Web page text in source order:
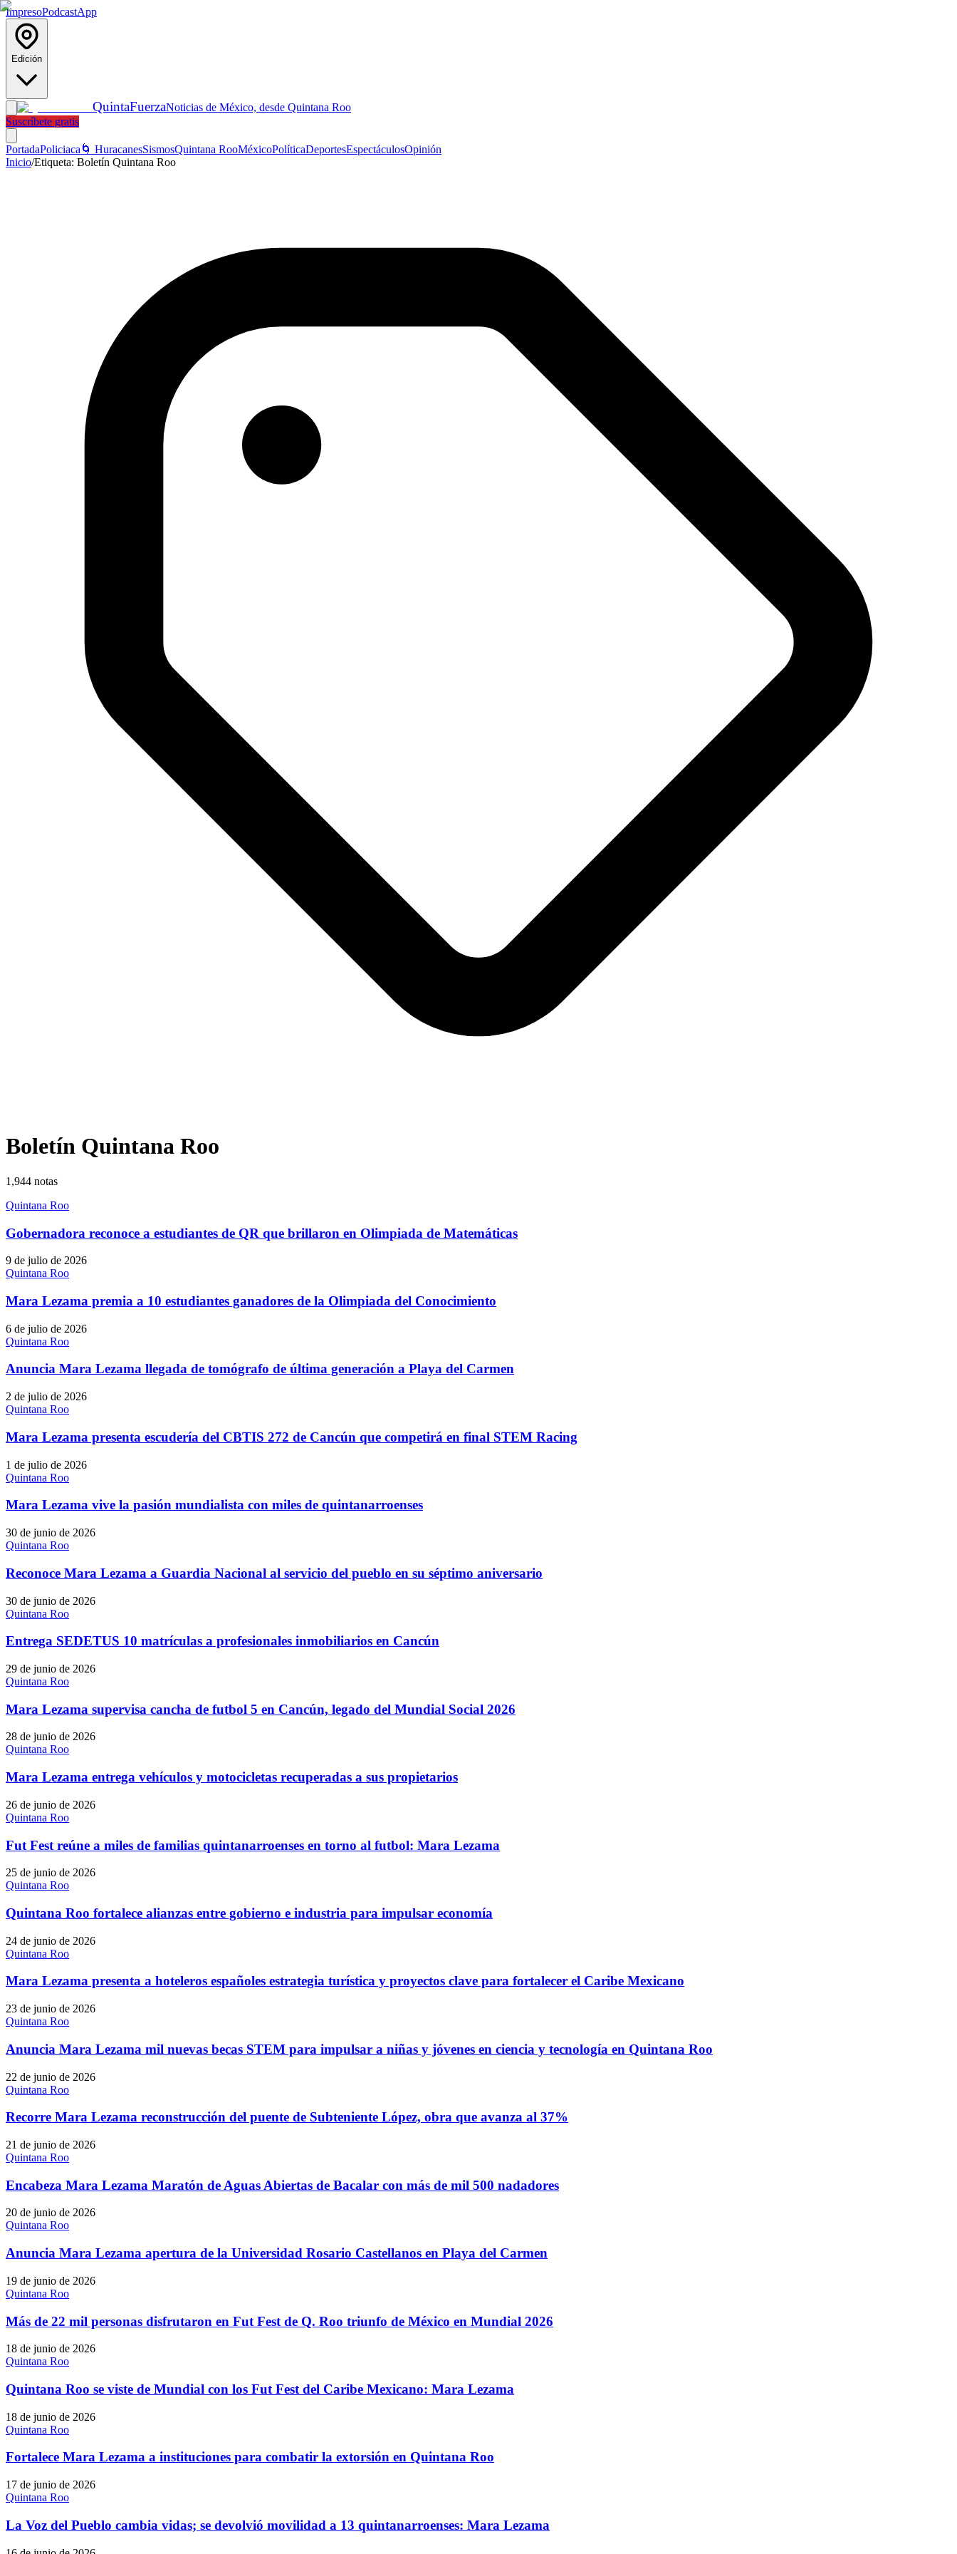
ImpresoPodcastApp
Edición
QuintaFuerzaNoticias de México, desde Quintana Roo
Suscríbete gratis
PortadaPoliciaca 🌀 HuracanesSismosQuintana RooMéxicoPolíticaDeportesEspectáculosOpinión
Inicio/Etiqueta: Boletín Quintana Roo
Boletín Quintana Roo
1,944 notas
Quintana Roo
Gobernadora reconoce a estudiantes de QR que brillaron en Olimpiada de Matemáticas
9 de julio de 2026
Quintana Roo
Mara Lezama premia a 10 estudiantes ganadores de la Olimpiada del Conocimiento
6 de julio de 2026
Quintana Roo
Anuncia Mara Lezama llegada de tomógrafo de última generación a Playa del Carmen
2 de julio de 2026
Quintana Roo
Mara Lezama presenta escudería del CBTIS 272 de Cancún que competirá en final STEM Racing
1 de julio de 2026
Quintana Roo
Mara Lezama vive la pasión mundialista con miles de quintanarroenses
30 de junio de 2026
Quintana Roo
Reconoce Mara Lezama a Guardia Nacional al servicio del pueblo en su séptimo aniversario
30 de junio de 2026
Quintana Roo
Entrega SEDETUS 10 matrículas a profesionales inmobiliarios en Cancún
29 de junio de 2026
Quintana Roo
Mara Lezama supervisa cancha de futbol 5 en Cancún, legado del Mundial Social 2026
28 de junio de 2026
Quintana Roo
Mara Lezama entrega vehículos y motocicletas recuperadas a sus propietarios
26 de junio de 2026
Quintana Roo
Fut Fest reúne a miles de familias quintanarroenses en torno al futbol: Mara Lezama
25 de junio de 2026
Quintana Roo
Quintana Roo fortalece alianzas entre gobierno e industria para impulsar economía
24 de junio de 2026
Quintana Roo
Mara Lezama presenta a hoteleros españoles estrategia turística y proyectos clave para fortalecer el Caribe Mexicano
23 de junio de 2026
Quintana Roo
Anuncia Mara Lezama mil nuevas becas STEM para impulsar a niñas y jóvenes en ciencia y tecnología en Quintana Roo
22 de junio de 2026
Quintana Roo
Recorre Mara Lezama reconstrucción del puente de Subteniente López, obra que avanza al 37%
21 de junio de 2026
Quintana Roo
Encabeza Mara Lezama Maratón de Aguas Abiertas de Bacalar con más de mil 500 nadadores
20 de junio de 2026
Quintana Roo
Anuncia Mara Lezama apertura de la Universidad Rosario Castellanos en Playa del Carmen
19 de junio de 2026
Quintana Roo
Más de 22 mil personas disfrutaron en Fut Fest de Q. Roo triunfo de México en Mundial 2026
18 de junio de 2026
Quintana Roo
Quintana Roo se viste de Mundial con los Fut Fest del Caribe Mexicano: Mara Lezama
18 de junio de 2026
Quintana Roo
Fortalece Mara Lezama a instituciones para combatir la extorsión en Quintana Roo
17 de junio de 2026
Quintana Roo
La Voz del Pueblo cambia vidas; se devolvió movilidad a 13 quintanarroenses: Mara Lezama